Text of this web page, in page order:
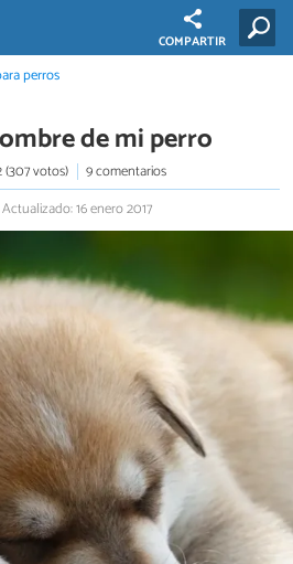
COMPARTIR
perros
de mi perro
(307 votos)
9 comentarios
Actualizado: 16 enero 2017